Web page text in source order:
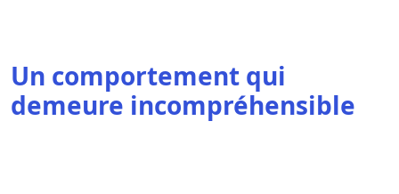
Un comportement qui
demeure incompréhensible